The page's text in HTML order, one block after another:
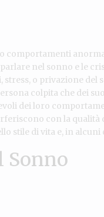
comportamenti
nel sonno e le
stress, o privazione del
colpita che dei
dei loro
con la qualità
stile di vita e, in alcuni
Sonno